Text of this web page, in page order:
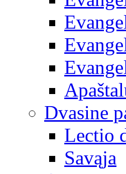
Dvasine
Lectio
Savąja